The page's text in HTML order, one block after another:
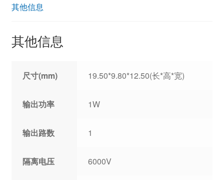
其他信息
其他信息
尺寸(mm) 19.50*9.80*12.50(长*高*宽)
输出功率 1W
输出路数 1
隔离电压 6000V